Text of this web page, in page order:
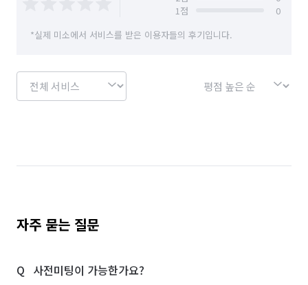
1점
0
*실제 미소에서 서비스를 받은 이용자들의 후기입니다.
자주 묻는 질문
사전미팅이 가능한가요?